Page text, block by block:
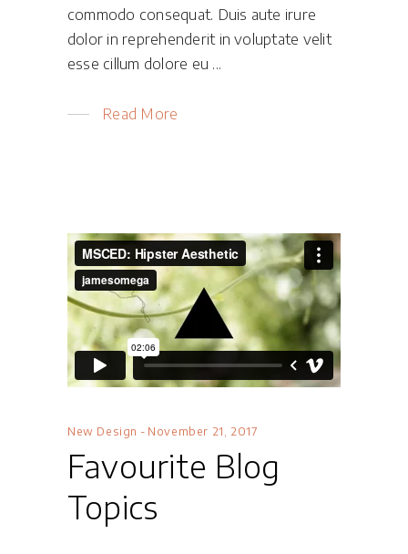
commodo consequat. Duis aute irure
dolor in reprehenderit in voluptate velit
esse cillum dolore eu
Read More
New Design November 21, 2017
Favourite Blog
Topics